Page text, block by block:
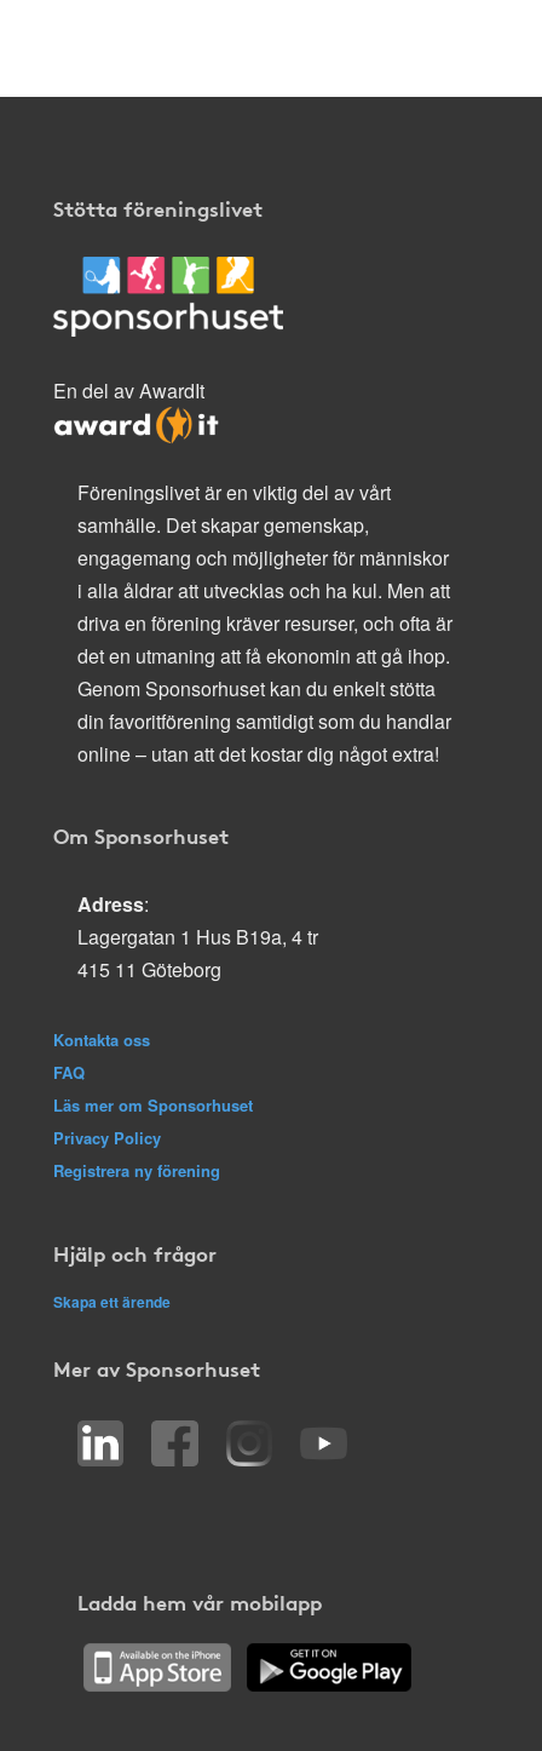
Stötta föreningslivet
En del av AwardIt
Föreningslivet är en viktig del av vårt
samhälle. Det skapar gemenskap,
engagemang och möjligheter för människor
i alla åldrar att utvecklas och ha kul. Men att
driva en förening kräver resurser, och ofta är
det en utmaning att få ekonomin att gå ihop.
Genom Sponsorhuset kan du enkelt stötta
din favoritförening samtidigt som du handlar
online – utan att det kostar dig något extra!
Om Sponsorhuset
Adress:
Lagergatan 1 Hus B19a, 4 tr
415 11 Göteborg
Kontakta oss
FAQ
Läs mer om Sponsorhuset
Privacy Policy
Registrera ny förening
Hjälp och frågor
Skapa ett ärende
Mer av Sponsorhuset
Ladda hem vår mobilapp